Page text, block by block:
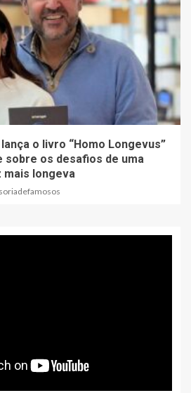
o livro “Homo Longevus”
sobre os desafios de uma
mais longeva